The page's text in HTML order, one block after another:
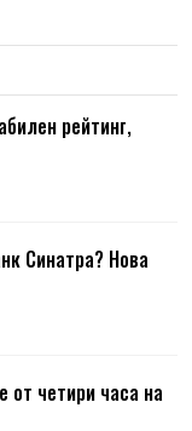
рейтинг,
Синатра? Нова
от четири часа на